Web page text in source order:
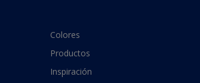
Colores
Productos
Inspiración